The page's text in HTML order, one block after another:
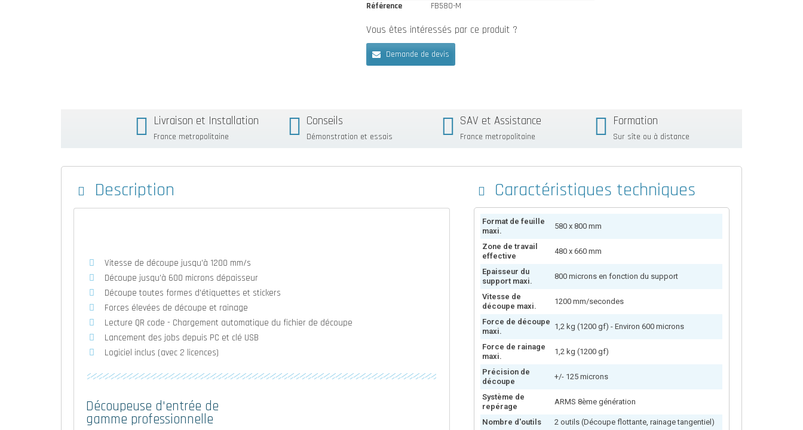
Référence
FB580-M
Vous êtes intéressés par ce produit ?
Demande de devis
Livraison et Installation
France metropolitaine
Conseils
Démonstration et essais
SAV et Assistance
France metropolitaine
Formation
Sur sîte ou à distance
Description
Vitesse de découpe jusqu'à 1200 mm/s
Découpe jusqu'à 600 microns dépaisseur
Découpe toutes formes d'étiquettes et stickers
Forces élevées de découpe et rainage
Lecture QR code - Chargement automatique du fichier de découpe
Lancement des jobs depuis PC et clé USB
Logiciel inclus (avec 2 licences)
Découpeuse d'entrée de
gamme professionnelle
Caractéristiques techniques
Format de feuille
maxi.
580 x 800 mm
Zone de travail
effective
480 x 660 mm
Epaisseur du
support maxi.
800 microns en fonction du support
Vitesse de
découpe maxi.
1200 mm/secondes
Force de découpe
maxi.
1,2 kg (1200 gf) - Environ 600 microns
Force de rainage
maxi.
1,2 kg (1200 gf)
Précision de
découpe
+/- 125 microns
Système de
repérage
ARMS 8ème génération
Nombre d'outils 2 outils (Découpe flottante, rainage tangentiel)